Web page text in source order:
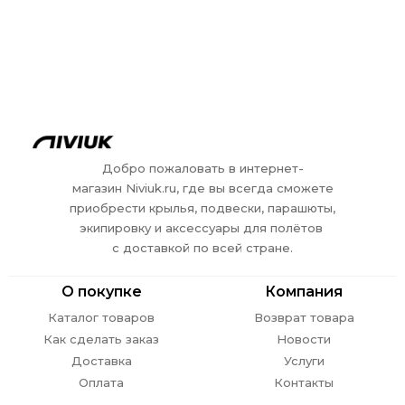
Добро пожаловать в интернет-
магазин Niviuk.ru, где вы всегда сможете
приобрести крылья, подвески, парашюты,
экипировку и аксессуары для полётов
с доставкой по всей стране.
О покупке
Каталог товаров
Как сделать заказ
Доставка
Оплата
Компания
Возврат товара
Новости
Услуги
Контакты